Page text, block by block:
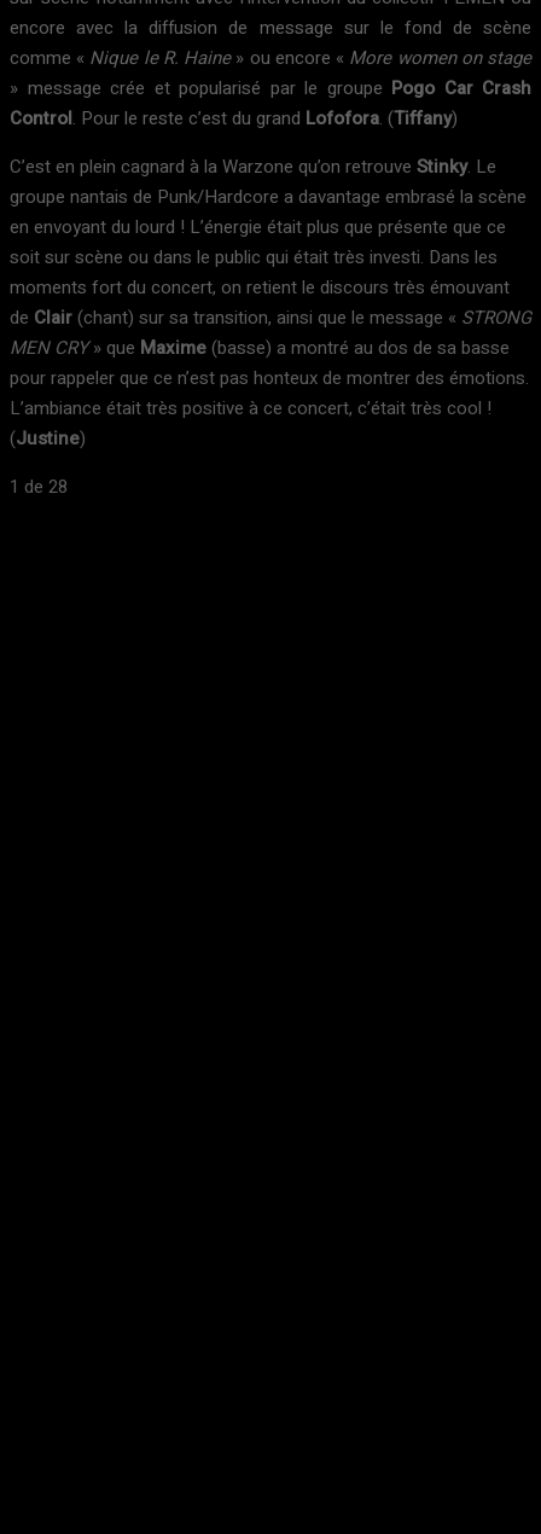
encore avec la diffusion de message sur le fond de scène
comme « Nique le R. Haine» ou encore « More women on stage
» message crée et popularisé par le groupe Pogo Car Crash
Control. Pour le reste c’est du grand Lofofora. (Tiffany)
C’est en plein cagnard à la Warzone qu’on retrouve Stinky. Le
groupe nantais de Punk/Hardcore a davantage embrasé la scène
en envoyant du lourd ! L’énergie était plus que présente que ce
soit sur scène ou dans le public qui était très investi. Dans les
moments fort du concert, on retient le discours très émouvant
de Clair(chant) sur sa transition, ainsi que le message « STRONG
MEN CRY» que Maxime(basse) a montré au dos de sa basse
pour rappeler que ce n’est pas honteux de montrer des émotions.
L’ambiance était très positive à ce concert, c’était très cool !
(Justine)
1 de 28